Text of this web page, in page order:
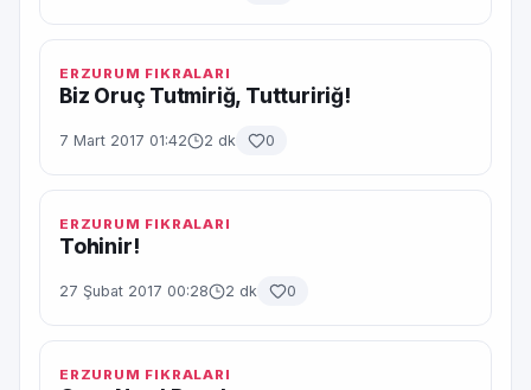
ERZURUM FIKRALARI
Biz Oruç Tutmiriğ, Tuttuririğ!
7 Mart 2017 01:42 2 dk 0
ERZURUM FIKRALARI
Tohinir!
27 Şubat 2017 00:28 2 dk 0
ERZURUM FIKRALARI